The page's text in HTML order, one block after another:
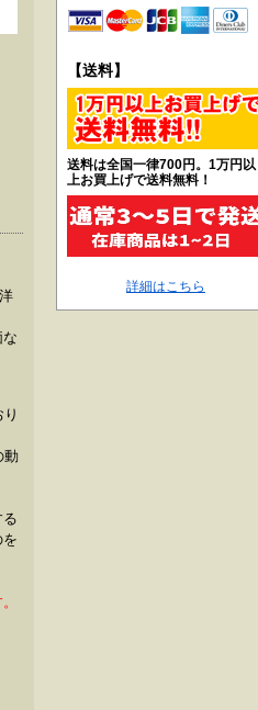
動
【送料】
送料は全国一律700円。1万円以
上お買上げで送料無料！
詳細はこちら